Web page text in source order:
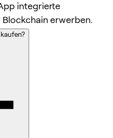
integrierte
erwerben.